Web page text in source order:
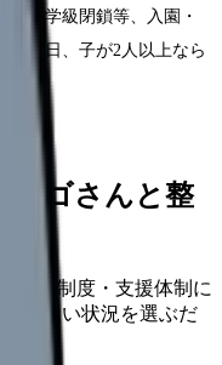
伴う学級閉鎖等、入園・
に5日、子が2人以上なら
ンゴさんと整
整・制度・支援体制に
に近い状況を選ぶだ
。